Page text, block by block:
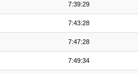
7:39:29
7:43:28
7:47:28
7:49:34